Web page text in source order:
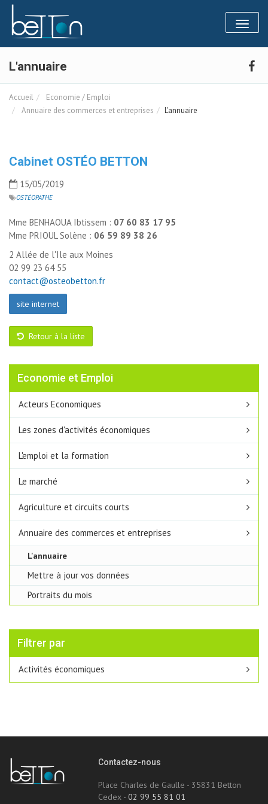
Toggle
L'annuaire
Accueil
Economie / Emploi
Annuaire des commerces et entreprises
L'annuaire
Cabinet OSTÉO BETTON
15/05/2019
OSTÉOPATHE
Mme BENHAOUA Ibtissem : 07 60 83 17 95
Mme PRIOUL Solène : 06 59 89 38 26
2 Allée de l'Ile aux Moines
02 99 23 64 55
contact@osteobetton.fr
site internet
Retour à la liste
Economie et Emploi
Acteurs Economiques
Les zones d'activités économiques
L'emploi et la formation
Le marché
Agriculture et circuits courts
Annuaire des commerces et entreprises
L'annuaire
Mettre à jour vos données
Portraits du mois
Filtrer par
Activités économiques
Contactez-nous
Place Charles de Gaulle - 35831 Betton
Cedex -02 99 55 81 01
Panneau de gestion des cookies